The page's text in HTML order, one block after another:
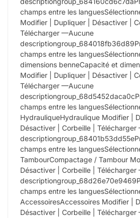
champs entre les
Modifier | Dupliquer | Désactiver |
Télécharger —Aucune
champs entre les
dimensions benneCapacité et
Modifier | Dupliquer | Désactiver |
Télécharger —Aucune
champs entre les
HydrauliqueHydraulique Modifier |
Désactiver | Corbeille |
champs entre les
TambourCompactage / Tambour
Désactiver | Corbeille |
champs entre les
AccessoiresAccessoires Modifier |
Désactiver | Corbeille |